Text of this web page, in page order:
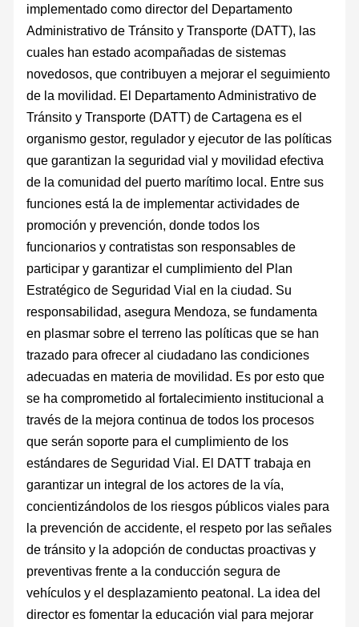
implementado como director del Departamento
Administrativo de Tránsito y Transporte (DATT), las
cuales han estado acompañadas de sistemas
novedosos, que contribuyen a mejorar el seguimiento
de la movilidad. El Departamento Administrativo de
Tránsito y Transporte (DATT) de Cartagena es el
organismo gestor, regulador y ejecutor de las políticas
que garantizan la seguridad vial y movilidad efectiva
de la comunidad del puerto marítimo local. Entre sus
funciones está la de implementar actividades de
promoción y prevención, donde todos los
funcionarios y contratistas son responsables de
participar y garantizar el cumplimiento del Plan
Estratégico de Seguridad Vial en la ciudad. Su
responsabilidad, asegura Mendoza, se fundamenta
en plasmar sobre el terreno las políticas que se han
trazado para ofrecer al ciudadano las condiciones
adecuadas en materia de movilidad. Es por esto que
se ha comprometido al fortalecimiento institucional a
través de la mejora continua de todos los procesos
que serán soporte para el cumplimiento de los
estándares de Seguridad Vial. El DATT trabaja en
garantizar un integral de los actores de la vía,
concientizándolos de los riesgos públicos viales para
la prevención de accidente, el respeto por las señales
de tránsito y la adopción de conductas proactivas y
preventivas frente a la conducción segura de
vehículos y el desplazamiento peatonal. La idea del
director es fomentar la educación vial para mejorar